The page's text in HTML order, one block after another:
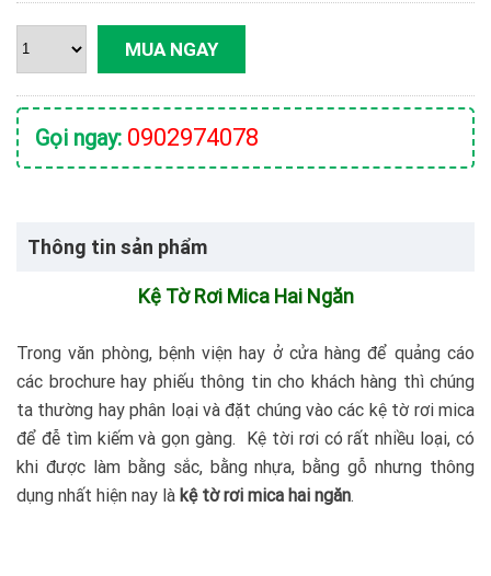
MUA NGAY
Gọi ngay: 0902974078
Thông tin sản phẩm
Kệ Tờ Rơi Mica Hai Ngăn
Trong văn phòng, bệnh viện hay ở cửa hàng để quảng cáo
các brochure hay phiếu thông tin cho khách hàng thì chúng
ta thường hay phân loại và đặt chúng vào các kệ tờ rơi mica
để đễ tìm kiếm và gọn gàng. Kệ tời rơi có rất nhiều loại, có
khi được làm bằng sắc, bằng nhựa, bằng gỗ nhưng thông
dụng nhất hiện nay là kệ tờ rơi mica hai ngăn.